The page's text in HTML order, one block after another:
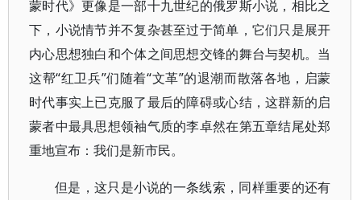
蒙时代》更像是一部十九世纪的俄罗斯小说，相比之
下，小说情节并不复杂甚至过于简单，它们只是展开
内心思想独白和个体之间思想交锋的舞台与契机。当
这帮“红卫兵”们随着“文革”的退潮而散落各地，启蒙
时代事实上已克服了最后的障碍或心结，这群新的启
蒙者中最具思想领袖气质的李卓然在第五章结尾处郑
重地宣布：我们是新市民。
但是，这只是小说的一条线索，同样重要的还有